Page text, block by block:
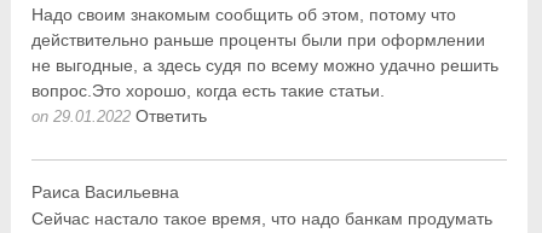
Надо своим знакомым сообщить об этом, потому что
действительно раньше проценты были при оформлении
не выгодные, а здесь судя по всему можно удачно решить
вопрос.Это хорошо, когда есть такие статьи.
on 29.01.2022 Ответить
Раиса Васильевна
Сейчас настало такое время, что надо банкам продумать